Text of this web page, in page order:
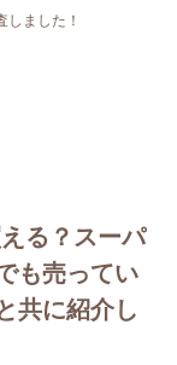
ました！
る？スーパ
も売ってい
共に紹介し